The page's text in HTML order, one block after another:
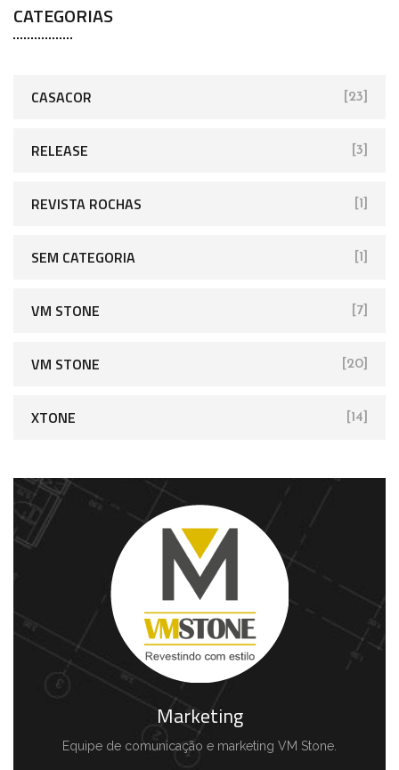
CATEGORIAS
CASACOR [23]
RELEASE [3]
REVISTA ROCHAS [1]
SEM CATEGORIA [1]
VM STONE [7]
VM STONE [20]
XTONE [14]
Marketing
Equipe de comunicação e marketing VM Stone.